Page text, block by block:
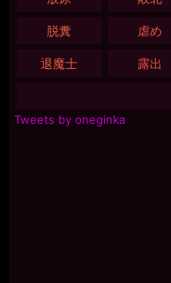
脱糞 虐め
退魔士 露出
Tweets by oneginka